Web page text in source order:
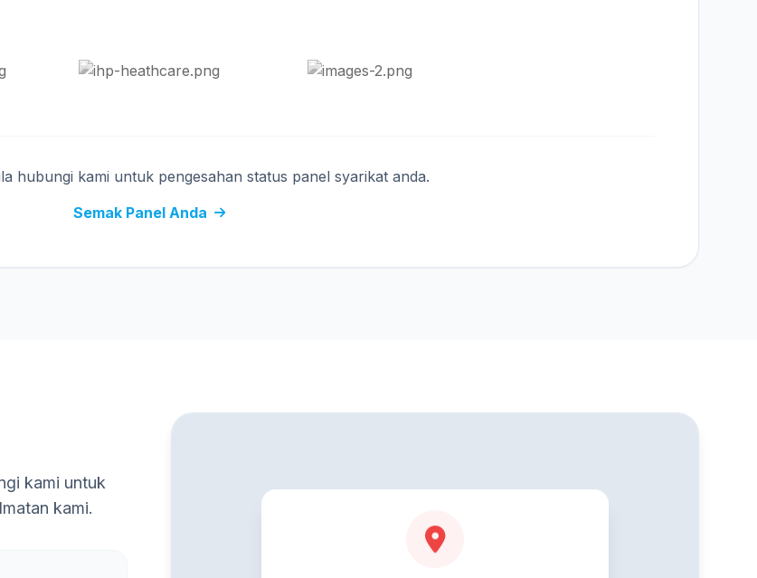
hubungi kami untuk pengesahan status panel syarikat anda.
Semak Panel Anda
kami untuk
kami.